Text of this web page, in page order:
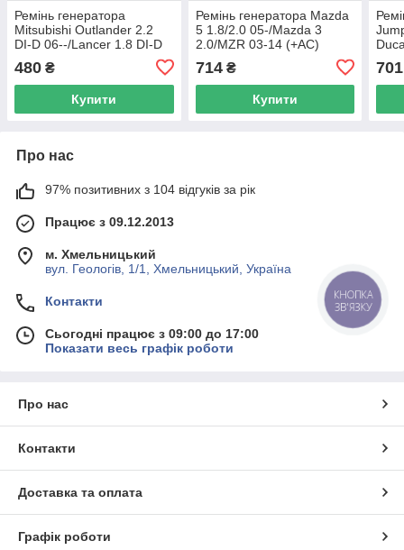
Ремінь генератора
Mitsubishi Outlander 2.2
DI-D 06--/Lancer 1.8 DI-D
10- CONTINENTAL 3PK863
ELAST UA62
480 ₴
Купити
Ремінь генератора Mazda
5 1.8/2.0 05-/Mazda 3
2.0/MZR 03-14 (+AC)
ELAST UA62
714₴
Купити
701
Про нас
97% позитивних з 104 відгуків за рік
Працює з 09.12.2013
м. Хмельницький
вул. Геологів, 1/1, Хмельницький, Україна
Контакти
Сьогодні працює з 09:00 до 17:00
Показати весь графік роботи
Про нас
Контакти
Доставка та оплата
Графік роботи
КНОПКА
ЗВ'ЯЗКУ